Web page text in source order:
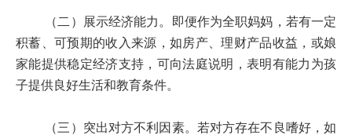
（二）展示经济能力。即便作为全职妈妈，若有一定
积蓄、可预期的收入来源，如房产、理财产品收益，或娘
家能提供稳定经济支持，可向法庭说明，表明有能力为孩
子提供良好生活和教育条件。
（三）突出对方不利因素。若对方存在不良嗜好，如